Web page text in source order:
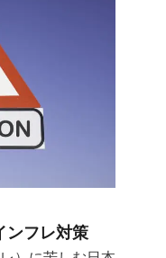
ンフレ対策